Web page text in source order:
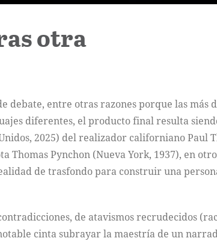
otra
debate, entre otras razones porque las más
diferentes, el producto final resulta
2025) del realizador californiano Paul
Thomas Pynchon (Nueva York, 1937), en otro
de trasfondo para construir una
de atavismos recrudecidos
cinta subrayar la maestría de un